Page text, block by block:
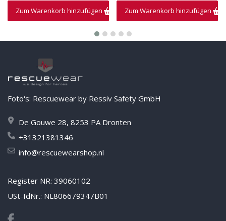
Zum Warenkorb hinzufügen Zum Warenkorb hinzufügen
Foto's: Rescuewear by Ressiv Safety GmbH
De Gouwe 28, 8253 PA Dronten
+31321381346
info@rescuewearshop.nl
Register NR: 39060102
USt-IdNr.: NL806679347B01